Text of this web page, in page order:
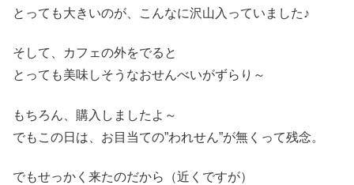
とっても大きいのが、こんなに沢山入っていました♪
そして、カフェの外をでると
とっても美味しそうなおせんべいがずらり～
もちろん、購入しましたよ～
でもこの日は、お目当ての”われせん”が無くって残念。
でもせっかく来たのだから（近くですが）